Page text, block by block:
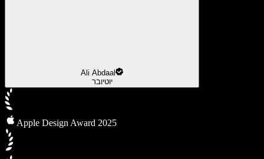
Ali Abdaal
יוטיובר
Apple Design Award 2025